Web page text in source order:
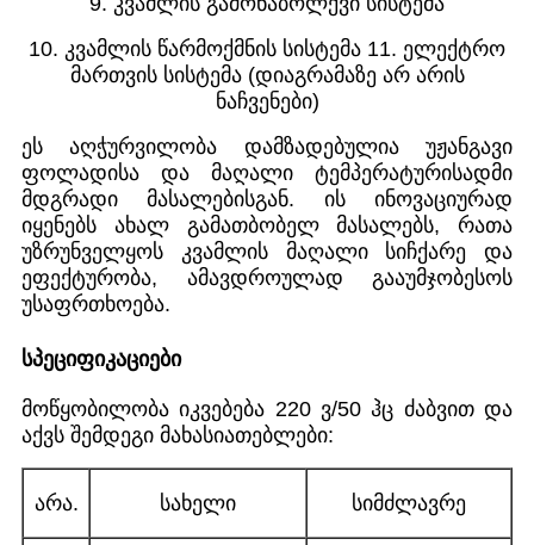
10. კვამლის წარმოქმნის სისტემა 11. ელექტრო
მართვის სისტემა (დიაგრამაზე არ არის
ნაჩვენები)
ეს აღჭურვილობა დამზადებულია უჟანგავი
ფოლადისა და მაღალი ტემპერატურისადმი
მდგრადი მასალებისგან. ის ინოვაციურად
იყენებს ახალ გამათბობელ მასალებს, რათა
უზრუნველყოს კვამლის მაღალი სიჩქარე და
ეფექტურობა, ამავდროულად გააუმჯობესოს
უსაფრთხოება.
სპეციფიკაციები
მოწყობილობა იკვებება 220 ვ/50 ჰც ძაბვით და
აქვს შემდეგი მახასიათებლები:
არა. სახელი სიმძლავრე